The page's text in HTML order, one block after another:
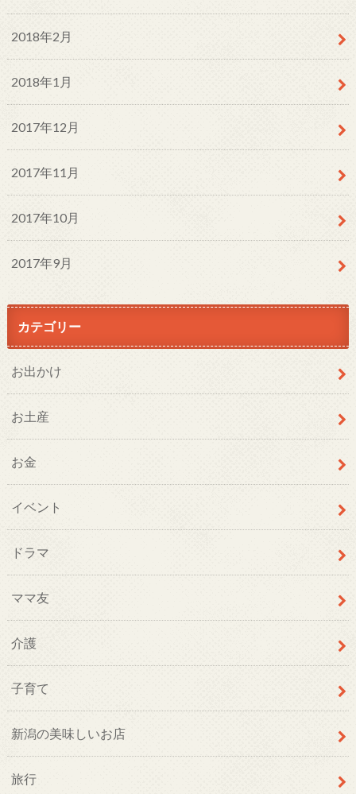
2018年2月
2018年1月
2017年12月
2017年11月
2017年10月
2017年9月
カテゴリー
お出かけ
お土産
お金
イベント
ドラマ
ママ友
介護
子育て
新潟の美味しいお店
旅行